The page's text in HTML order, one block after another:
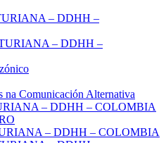
– DDHH –
– DDHH –
na Comunicación Alternativa
– DDHH – COLOMBIA
– DDHH – COLOMBIA